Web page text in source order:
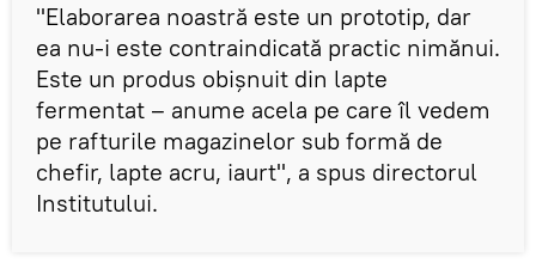
"Elaborarea noastră este un prototip, dar
ea nu-i este contraindicată practic nimănui.
Este un produs obișnuit din lapte
fermentat – anume acela pe care îl vedem
pe rafturile magazinelor sub formă de
chefir, lapte acru, iaurt", a spus directorul
Institutului.